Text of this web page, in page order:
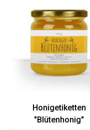
Honigetiketten
"Blütenhonig"